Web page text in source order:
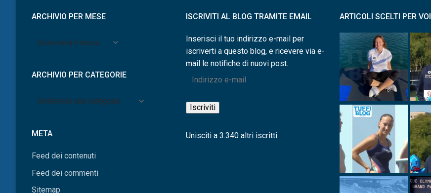
ARCHIVIO PER MESE
Archivio
ARCHIVIO PER CATEGORIE
Archivio
META
Feed dei contenuti
Feed dei commenti
Sitemap
ISCRIVITI AL BLOG TRAMITE EMAIL
Inserisci il tuo indirizzo e-mail per
iscriverti a questo blog, e ricevere via e-
mail le notifiche di nuovi post.
Indirizzo
mail
Iscriviti
Unisciti a 3.340 altri iscritti
ARTICOLI SCELTI PER VOI